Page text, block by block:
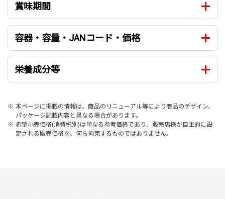
賞味期間
容器・容量・JANコード・価格
栄養成分等
※ 本ページに掲載の情報は、商品のリニューアル等により商品のデザイン、
パッケージ記載内容と異なる場合があります。
※ 希望小売価格(消費税別)は単なる参考価格であり、販売店様が自主的に設
定される販売価格を、何ら拘束するものではありません。